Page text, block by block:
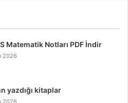
Matematik Notları PDF İndir
2026
yazdığı kitaplar
2026